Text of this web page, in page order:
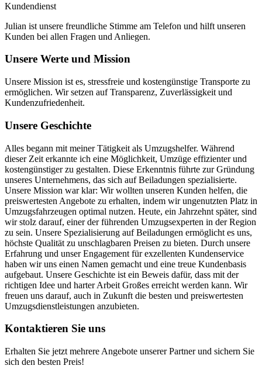
Kundendienst
Julian ist unsere freundliche Stimme am Telefon und hilft unseren
Kunden bei allen Fragen und Anliegen.
Unsere Werte und Mission
Unsere Mission ist es, stressfreie und kostengünstige Transporte zu
ermöglichen. Wir setzen auf Transparenz, Zuverlässigkeit und
Kundenzufriedenheit.
Unsere Geschichte
Alles begann mit meiner Tätigkeit als Umzugshelfer. Während
dieser Zeit erkannte ich eine Möglichkeit, Umzüge effizienter und
kostengünstiger zu gestalten. Diese Erkenntnis führte zur Gründung
unseres Unternehmens, das sich auf Beiladungen spezialisierte.
Unsere Mission war klar: Wir wollten unseren Kunden helfen, die
preiswertesten Angebote zu erhalten, indem wir ungenutzten Platz in
Umzugsfahrzeugen optimal nutzen. Heute, ein Jahrzehnt später, sind
wir stolz darauf, einer der führenden Umzugsexperten in der Region
zu sein. Unsere Spezialisierung auf Beiladungen ermöglicht es uns,
höchste Qualität zu unschlagbaren Preisen zu bieten. Durch unsere
Erfahrung und unser Engagement für exzellenten Kundenservice
haben wir uns einen Namen gemacht und eine treue Kundenbasis
aufgebaut. Unsere Geschichte ist ein Beweis dafür, dass mit der
richtigen Idee und harter Arbeit Großes erreicht werden kann. Wir
freuen uns darauf, auch in Zukunft die besten und preiswertesten
Umzugsdienstleistungen anzubieten.
Kontaktieren Sie uns
Erhalten Sie jetzt mehrere Angebote unserer Partner und sichern Sie
sich den besten Preis!